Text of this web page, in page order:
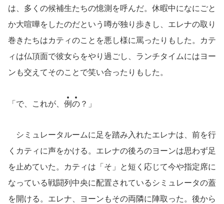
は、多くの候補生たちの憶測を呼んだ。休暇中になにごと
か大喧嘩をしたのだという噂が独り歩きし、エレナの取り
巻きたちはカティのことを悪し様に罵ったりもした。カテ
ィは仏頂面で彼女らをやり過ごし、ランチタイムにはヨー
ンも交えてそのことで笑い合ったりもした。
「で、これが、 例の ？」
シミュレータルームに足を踏み入れたエレナは、前を行
くカティに声をかける。エレナの後ろのヨーンは思わず足
を止めていた。カティは「そ」と短く応じて今や指定席に
なっている戦闘列中央に配置されているシミュレータの蓋
を開ける。エレナ、ヨーンもその両隣に陣取った。後から